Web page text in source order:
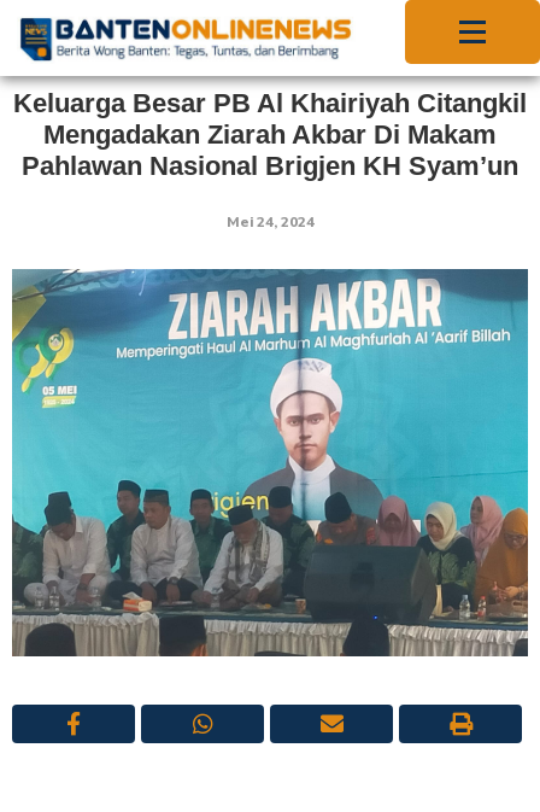
Keluarga Besar PB Al Khairiyah Citangkil
Mengadakan Ziarah Akbar Di Makam
Pahlawan Nasional Brigjen KH Syam’un
Mei 24, 2024